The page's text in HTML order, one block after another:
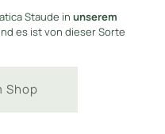
Staude in unserem
es ist von dieser Sorte
Shop